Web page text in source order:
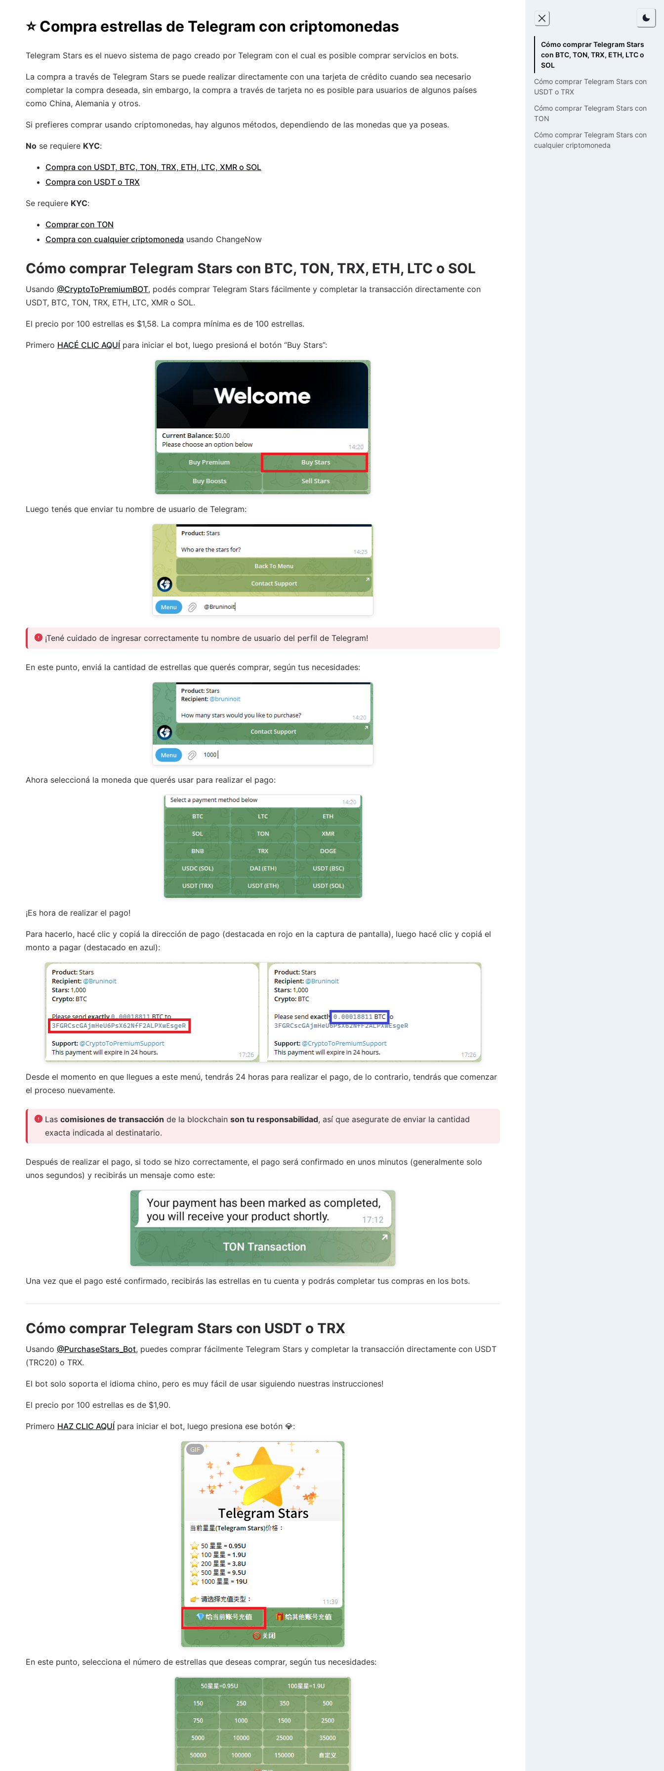
⭐Compra estrellas de Telegram con criptomonedas
Telegram Stars es el nuevo sistema de pago creado por Telegram con el cual es posible comprar servicios en bots.
La compra a través de Telegram Stars se puede realizar directamente con una tarjeta de crédito cuando sea necesario
completar la compra deseada, sin embargo, la compra a través de tarjeta no es posible para usuarios de algunos países
como China, Alemania y otros.
Si prefieres comprar usando criptomonedas, hay algunos métodos, dependiendo de las monedas que ya poseas.
No se requiere KYC:
Compra con USDT, BTC, TON, TRX, ETH, LTC, XMR o SOL
Compra con USDT o TRX
Se requiere KYC:
Comprar con TON
Compra con cualquier criptomoneda usando ChangeNow
Cómo comprar Telegram Stars con BTC, TON, TRX, ETH, LTC o SOL
Usando @CryptoToPremiumBOT, podés comprar Telegram Stars fácilmente y completar la transacción directamente con
USDT, BTC, TON, TRX, ETH, LTC, XMR o SOL.
El precio por 100 estrellas es $1,58. La compra mínima es de 100 estrellas.
Primero HACÉ CLIC AQUÍ para iniciar el bot, luego presioná el botón “Buy Stars”:
Luego tenés que enviar tu nombre de usuario de Telegram:
¡Tené cuidado de ingresar correctamente tu nombre de usuario del perfil de Telegram!
En este punto, enviá la cantidad de estrellas que querés comprar, según tus necesidades:
Ahora seleccioná la moneda que querés usar para realizar el pago:
¡Es hora de realizar el pago!
Para hacerlo, hacé clic y copiá la dirección de pago (destacada en rojo en la captura de pantalla), luego hacé clic y copiá el
monto a pagar (destacado en azul):
Desde el momento en que llegues a este menú, tendrás 24 horas para realizar el pago, de lo contrario, tendrás que comenzar
el proceso nuevamente.
Las comisiones de transacción de la blockchain son tu responsabilidad, así que asegurate de enviar la cantidad
exacta indicada al destinatario.
Después de realizar el pago, si todo se hizo correctamente, el pago será confirmado en unos minutos (generalmente solo
unos segundos) y recibirás un mensaje como este:
Una vez que el pago esté confirmado, recibirás las estrellas en tu cuenta y podrás completar tus compras en los bots.
Cómo comprar Telegram Stars con USDT o TRX
Usando @PurchaseStars_Bot, puedes comprar fácilmente Telegram Stars y completar la transacción directamente con USDT
(TRC20) o TRX.
El bot solo soporta el idioma chino, pero es muy fácil de usar siguiendo nuestras instrucciones!
El precio por 100 estrellas es de $1,90.
Primero HAZ CLIC AQUÍ para iniciar el bot, luego presiona ese botón 💎:
En este punto, selecciona el número de estrellas que deseas comprar, según tus necesidades:
Cómo comprar Telegram Stars
con BTC, TON, TRX, ETH, LTC o
SOL
Cómo comprar Telegram Stars con
USDT o TRX
Cómo comprar Telegram Stars con
TON
Cómo comprar Telegram Stars con
cualquier criptomoneda